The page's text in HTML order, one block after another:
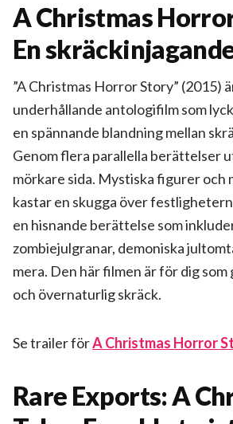
A Christmas
En
”A Christmas Horror Story” (2015)
underhållande antologifilm som
en spännande blandning mellan
Genom flera parallella berättelser
mörkare sida. Mystiska figurer och
kastar en skugga över
en hisnande berättelse som
zombiejulgranar, demoniska
mera. Den här filmen är för dig som
och övernaturlig skräck.
Se trailer förA Christmas Horror
Rare Exports: A